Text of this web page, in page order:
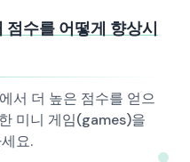
수를 어떻게 향상시
서 더 높은 점수를 얻으
미니 게임(games)을
요.